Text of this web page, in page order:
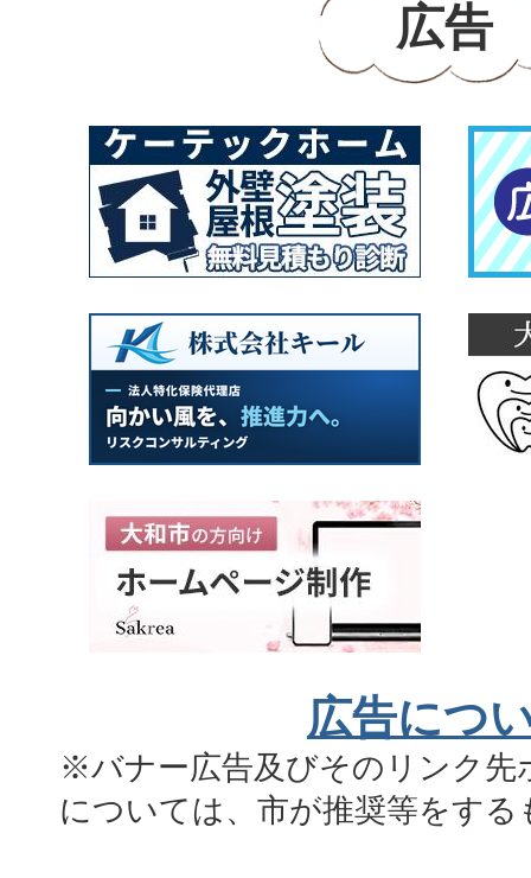
広告
広告につ
※バナー広告及びそのリンク先
については、市が推奨等をす